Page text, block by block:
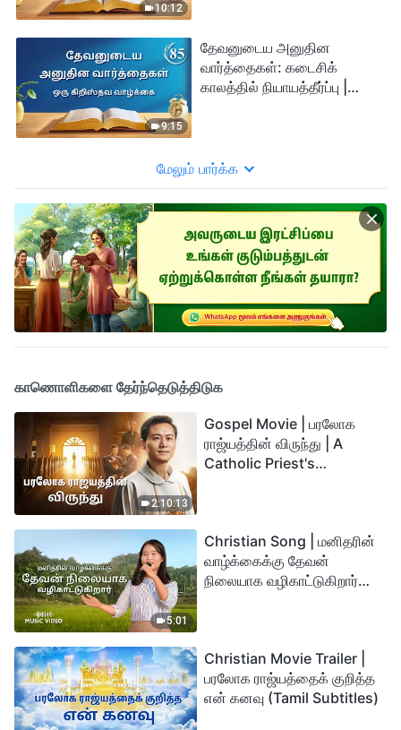
10:12
9:15
தேவனுடைய அனுதின
வார்த்தைகள்: கடைசிக்
காலத்தில் நியாயத்தீர்ப்பு |
மேலும் பார்க்க
காணொளிகளை தேர்ந்தெடுத்திடுக
2:10:13
Gospel Movie | பரலோக
ராஜ்யத்தின் விருந்து | A
Catholic Priest's
5:01
Christian Song | மனிதரின்
வாழ்க்கைக்கு தேவன்
நிலையாக வழிகாட்டுகிறார்
Christian Movie Trailer |
பரலோக ராஜ்யத்தைக் குறித்த
என் கனவு (Tamil Subtitles)